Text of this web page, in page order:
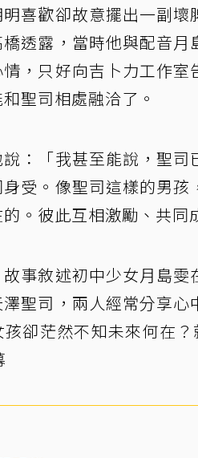
喜歡卻故意擺出一副
透露，當時他與配音
，只好向吉卜力工作
聖司相處融洽了。
：「我甚至能說，聖
受。像聖司這樣的男
。彼此互相激勵、共同
事敘述初中少女月島
聖司，兩人經常分享
卻茫然不知未來何在